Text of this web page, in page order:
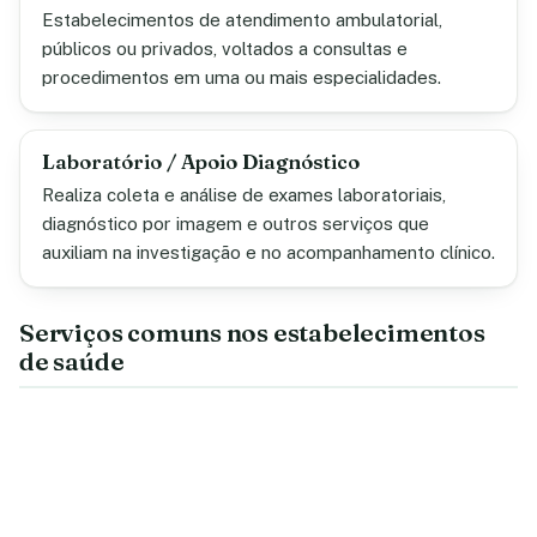
Estabelecimentos de atendimento ambulatorial,
públicos ou privados, voltados a consultas e
procedimentos em uma ou mais especialidades.
Laboratório / Apoio Diagnóstico
Realiza coleta e análise de exames laboratoriais,
diagnóstico por imagem e outros serviços que
auxiliam na investigação e no acompanhamento clínico.
Serviços comuns nos estabelecimentos
de saúde